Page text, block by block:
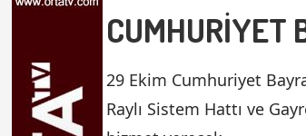
CUMHURİYET
29 Ekim Cumhuriyet
Raylı Sistem Hattı ve